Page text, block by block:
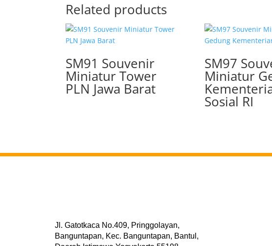
Related products
SM91 Souvenir
Miniatur Tower
PLN Jawa Barat
SM97
Miniatur
Sosial RI
Jl. Gatotkaca No.409, Pringgolayan,
Banguntapan, Kec. Banguntapan, Bantul,